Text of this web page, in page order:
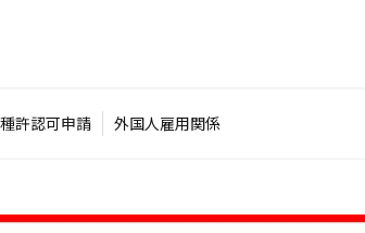
許認可申請 外国人雇用関係